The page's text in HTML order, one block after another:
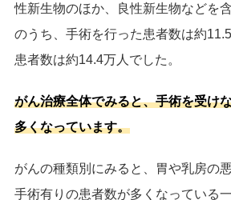
性新生物のほか、良性新生物などを
のうち、手術を行った患者数は約
患者数は約14.4万人でした。
がん治療全体でみると、手術を受け
多くなっています。
がんの種類別にみると、胃や乳房の
手術有りの患者数が多くなっている